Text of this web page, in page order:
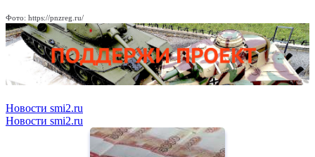
Фото: https://pnzreg.ru/
Новости smi2.ru
Новости smi2.ru